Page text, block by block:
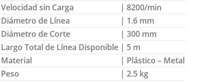
Velocidad sin Carga
| 8200/min
Diámetro de Línea
| 1.6 mm
Diámetro de Corte
| 300 mm
Largo Total de Línea Disponible | 5 m
Material
| Plástico – Metal
Peso
| 2.5 kg